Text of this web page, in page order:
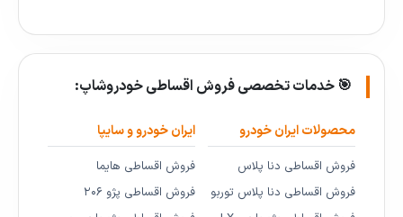
🎯 خدمات تخصصی فروش اقساطی خودروشاپ:
محصولات ایران خودرو
فروش اقساطی دنا پلاس
فروش اقساطی دنا پلاس توربو
ایران خودرو و سایپا
فروش اقساطی هایما
فروش اقساطی پژو ۲۰۶